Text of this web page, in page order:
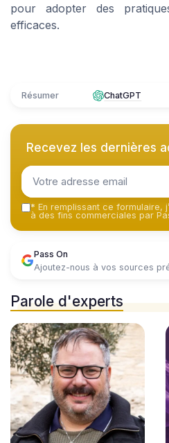
pour adopter des
efficaces.
Résumer ChatGPT
Recevez les dernières
* En remplissant ce formulaire,
à des fins commerciales par
Pass On
Ajoutez-nous à vos sources
Parole d'experts